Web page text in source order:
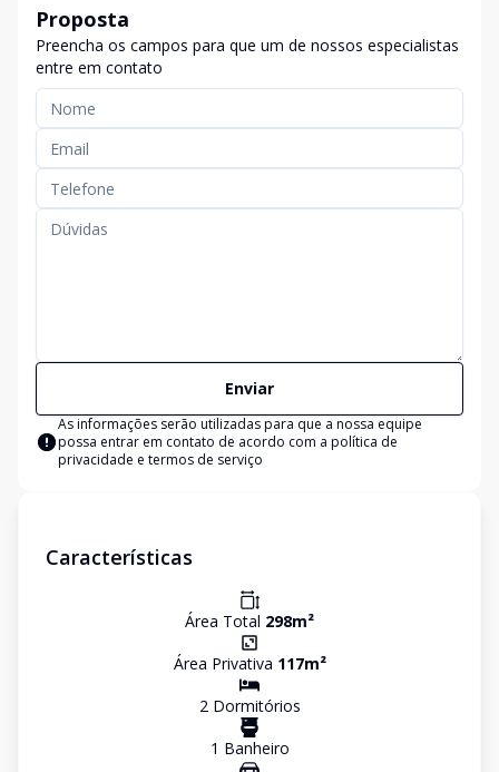
Proposta
Preencha os campos para que um de nossos especialistas
entre em contato
Enviar
As informações serão utilizadas para que a nossa equipe
possa entrar em contato de acordo com a política de
privacidade e termos de serviço
Características
Área Total 298m²
Área Privativa 117m²
2Dormitórios
1 Banheiro